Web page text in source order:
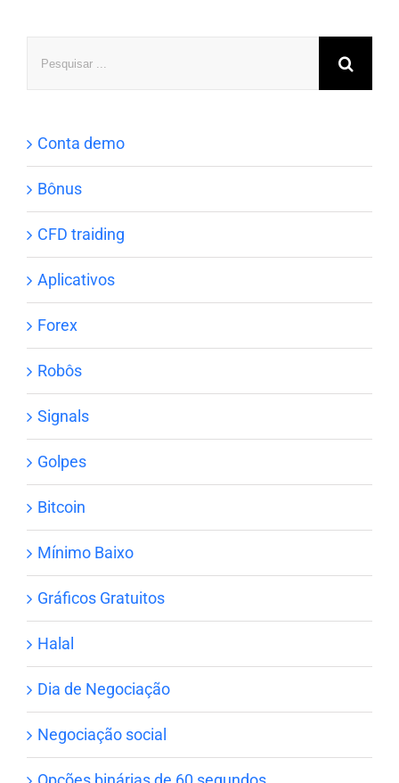
Conta demo
Bônus
CFD traiding
Aplicativos
Forex
Robôs
Signals
Golpes
Bitcoin
Mínimo Baixo
Gráficos Gratuitos
Halal
Dia de Negociação
Negociação social